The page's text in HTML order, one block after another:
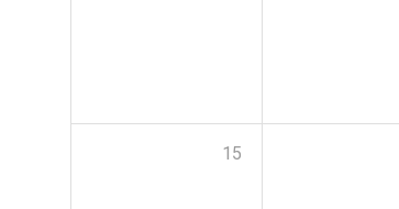
15